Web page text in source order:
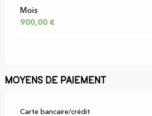
Mois
900,00 €
Moyens de paiement
Carte bancaire/crédit